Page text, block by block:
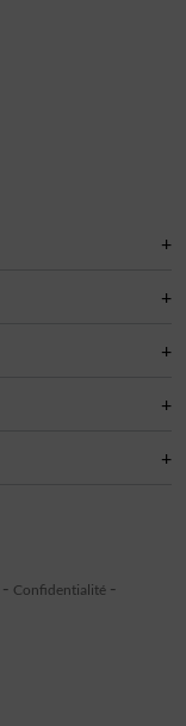
Confidentialité